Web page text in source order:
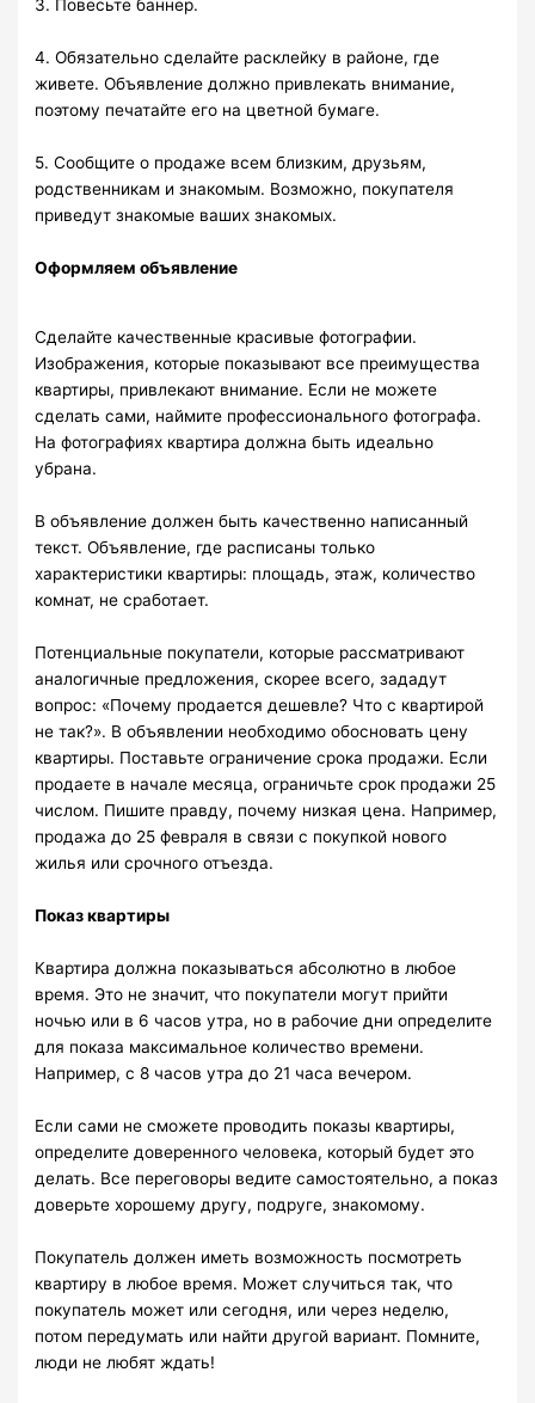
3. Повесьте баннер.
4. Обязательно сделайте расклейку в районе, где
живете. Объявление должно привлекать внимание,
поэтому печатайте его на цветной бумаге.
5. Сообщите о продаже всем близким, друзьям,
родственникам и знакомым. Возможно, покупателя
приведут знакомые ваших знакомых.
Оформляем объявление
Сделайте качественные красивые фотографии.
Изображения, которые показывают все преимущества
квартиры, привлекают внимание. Если не можете
сделать сами, наймите профессионального фотографа.
На фотографиях квартира должна быть идеально
убрана.
В объявление должен быть качественно написанный
текст. Объявление, где расписаны только
характеристики квартиры: площадь, этаж, количество
комнат, не сработает.
Потенциальные покупатели, которые рассматривают
аналогичные предложения, скорее всего, зададут
вопрос: «Почему продается дешевле? Что с квартирой
не так?». В объявлении необходимо обосновать цену
квартиры. Поставьте ограничение срока продажи. Если
продаете в начале месяца, ограничьте срок продажи 25
числом. Пишите правду, почему низкая цена. Например,
продажа до 25 февраля в связи с покупкой нового
жилья или срочного отъезда.
Показ квартиры
Квартира должна показываться абсолютно в любое
время. Это не значит, что покупатели могут прийти
ночью или в 6 часов утра, но в рабочие дни определите
для показа максимальное количество времени.
Например, с 8 часов утра до 21 часа вечером.
Если сами не сможете проводить показы квартиры,
определите доверенного человека, который будет это
делать. Все переговоры ведите самостоятельно, а показ
доверьте хорошему другу, подруге, знакомому.
Покупатель должен иметь возможность посмотреть
квартиру в любое время. Может случиться так, что
покупатель может или сегодня, или через неделю,
потом передумать или найти другой вариант. Помните,
люди не любят ждать!